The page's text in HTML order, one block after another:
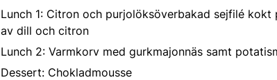
Lunch 1: Citron och purjolöksöverbakad sejfilé
av dill och citron
Lunch 2: Varmkorv med gurkmajonnäs samt
Dessert: Chokladmousse